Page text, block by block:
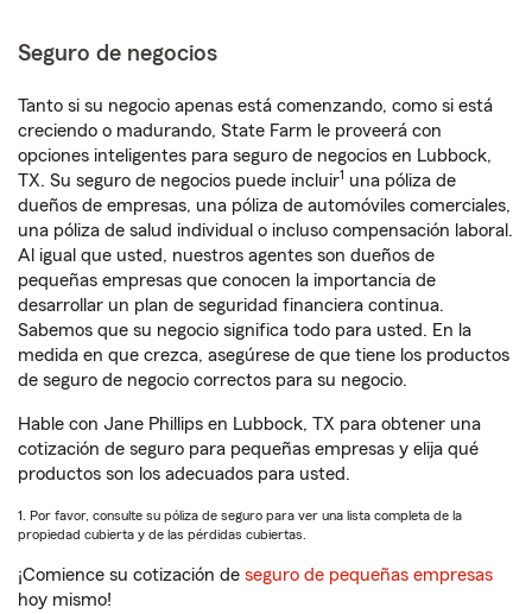
Seguro de negocios
Tanto si su negocio apenas está comenzando, como si está
creciendo o madurando, State Farm le proveerá con
opciones inteligentes para seguro de negocios en Lubbock,
TX. Su seguro de negocios puede incluir1 una póliza de
dueños de empresas, una póliza de automóviles comerciales,
una póliza de salud individual o incluso compensación laboral.
Al igual que usted, nuestros agentes son dueños de
pequeñas empresas que conocen la importancia de
desarrollar un plan de seguridad financiera continua.
Sabemos que su negocio significa todo para usted. En la
medida en que crezca, asegúrese de que tiene los productos
de seguro de negocio correctos para su negocio.
Hable con Jane Phillips en Lubbock, TX para obtener una
cotización de seguro para pequeñas empresas y elija qué
productos son los adecuados para usted.
1. Por favor, consulte su póliza de seguro para ver una lista completa de la
propiedad cubierta y de las pérdidas cubiertas.
¡Comience su cotización de seguro de pequeñas empresas
hoy mismo!